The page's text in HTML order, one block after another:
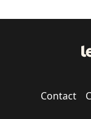
Contact